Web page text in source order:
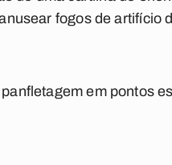
fogos de artifício
em pontos